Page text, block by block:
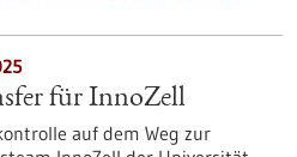
für InnoZell
auf dem Weg zur